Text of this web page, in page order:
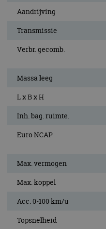
Aandrijving
Transmissie
Verbr. gecomb.
Massa leeg
L x B x H
Inh. bag. ruimte.
Euro NCAP
Max. vermogen
Max. koppel
Acc. 0-100 km/u
Topsnelheid